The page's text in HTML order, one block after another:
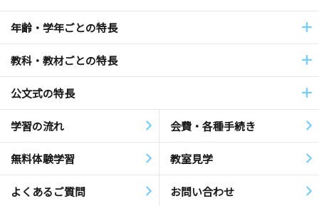
年齢・学年ごとの特長
教科・教材ごとの特長
公文式の特長
学習の流れ 会費・各種手続き
無料体験学習 教室見学
よくあるご質問 お問い合わせ